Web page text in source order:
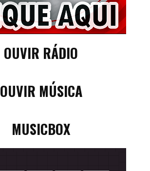
OUVIR RÁDIO
OUVIR MÚSICA
MUSICBOX